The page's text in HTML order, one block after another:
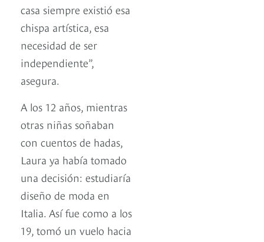
casa siempre existió esa
chispa artística, esa
necesidad de ser
independiente”,
asegura.
A los 12 años, mientras
otras niñas soñaban
con cuentos de hadas,
Laura ya había tomado
una decisión: estudiaría
diseño de moda en
Italia. Así fue como a los
19, tomó un vuelo hacia